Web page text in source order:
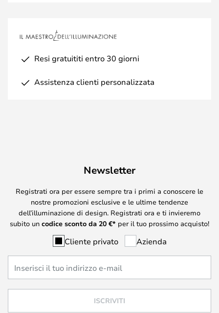
Resi gratuititi entro 30 giorni
Assistenza clienti personalizzata
Newsletter
Registrati ora per essere sempre tra i primi a conoscere le
nostre promozioni esclusive e le ultime tendenze
dell’illuminazione di design. Registrati ora e ti invieremo
subito un codice sconto da 20 €* per il tuo prossimo acquisto!
Cliente privato Azienda
ISCRIVITI